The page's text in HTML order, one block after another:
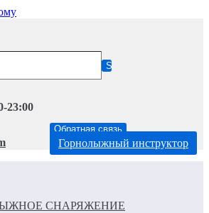
23:00
Обратная связь
Горнолыжный инструктор
СНАРЯЖЕНИЕ